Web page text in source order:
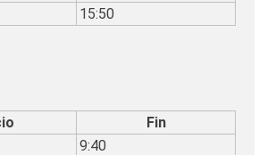
15:50
Fin
9:40